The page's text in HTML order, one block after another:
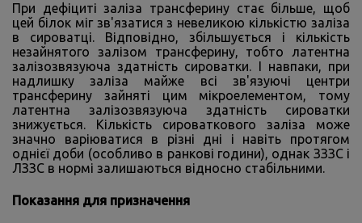
При дефіциті заліза трансферину стає більше, щоб
цей білок міг зв'язатися з невеликою кількістю заліза
в сироватці. Відповідно, збільшується і кількість
незайнятого залізом трансферину, тобто латентна
залізозвязуюча здатність сироватки. І навпаки, при
надлишку заліза майже всі зв'язуючі центри
трансферину зайняті цим мікроелементом, тому
латентна залізозвязуюча здатність сироватки
знижується. Кількість сироваткового заліза може
значно варіюватися в різні дні і навіть протягом
однієї доби (особливо в ранкові години), однак ЗЗЗС і
ЛЗЗС в нормі залишаються відносно стабільними.
Показання для призначення